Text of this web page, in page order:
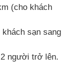
(cho khách
sạn sang
người trở lên.